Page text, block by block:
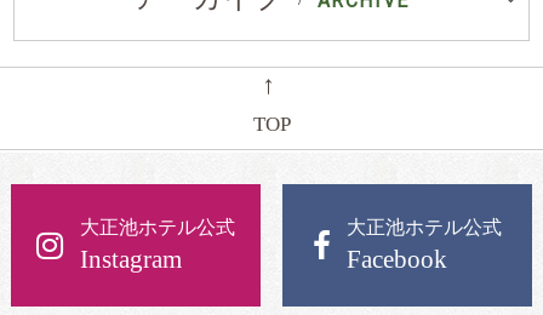
←
TOP
大正池ホテル公式
Instagram
大正池ホテル公式
Facebook